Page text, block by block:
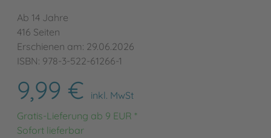
Ab 14 Jahre
416 Seiten
Erschienen am: 29.06.2026
ISBN: 978-3-522-61266-1
9,99 €
inkl. MwSt
Gratis-Lieferung ab 9 EUR *
Sofort lieferbar